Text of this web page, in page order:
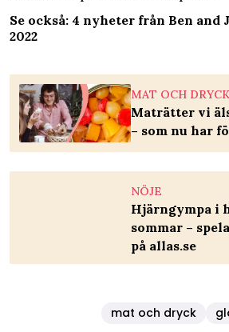
Se också: 4 nyheter från Ben and
2022
MAT OCH DRYCK
Maträtter vi
– som nu har
NÖJE
Hjärngympa i
sommar –
på allas.se
mat och dryck